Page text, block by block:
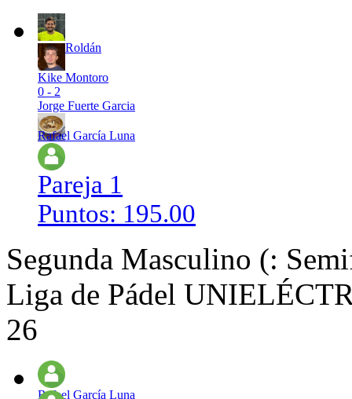
Alex Roldán
Kike Montoro
0 - 2
Jorge Fuerte Garcia
Rafael García Luna
Pareja 1
Puntos: 195.00
Segunda Masculino (:
Liga de Pádel
26
Rafael García Luna